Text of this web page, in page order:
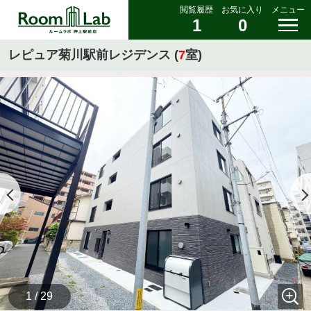
閲覧履歴
1
お気に入り
0
メニュー
レピュア菊川駅前レジデンス (7室)
1 / 29